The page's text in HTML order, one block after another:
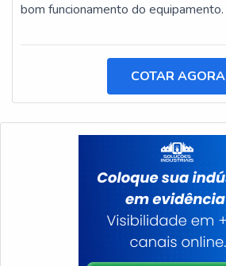
bom funcionamento do equipamento.
COTAR AGORA